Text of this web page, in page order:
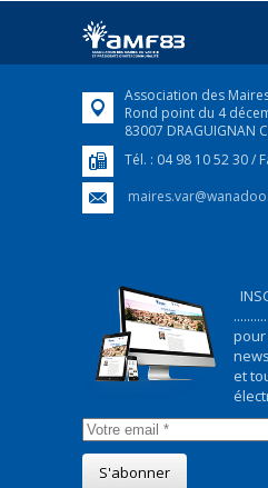
FEUILLETER
Association des
Rond point du 4
83007 DRAGUIGNAN
Tél. : 04 98 10 52 30 /
et